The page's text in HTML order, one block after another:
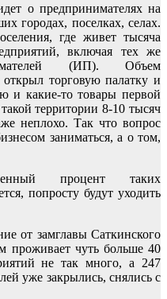
о предпринимателях на
городах, поселках, селах.
где живет тысяча
включая тех же
(ИП). Объем
торговую палатку и
и какие-то товары первой
территории 8-10 тысяч
неплохо. Так что вопрос
заниматься, а о том,
процент таких
попросту будут уходить
от замглавы Саткинского
проживает чуть больше 40
не так много, а 247
уже закрылись, снялись с